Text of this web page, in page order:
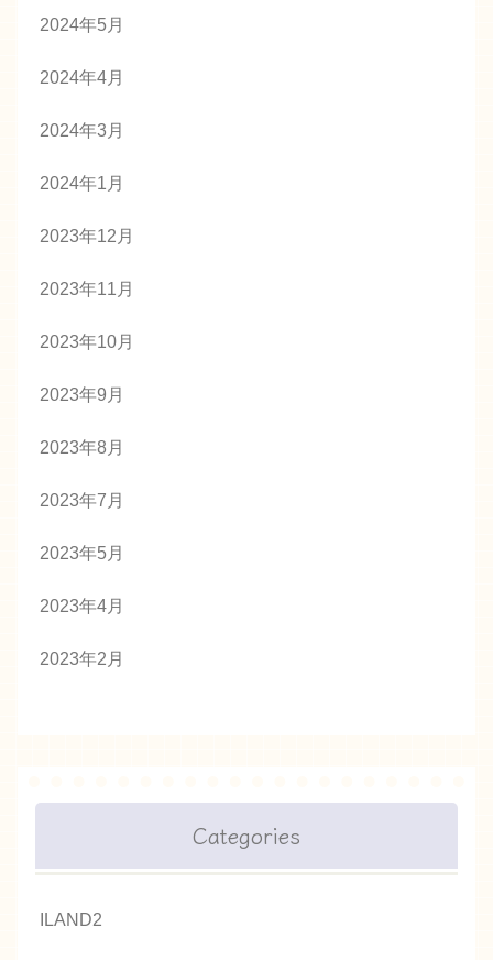
2024年5月
2024年4月
2024年3月
2024年1月
2023年12月
2023年11月
2023年10月
2023年9月
2023年8月
2023年7月
2023年5月
2023年4月
2023年2月
Categories
ILAND2